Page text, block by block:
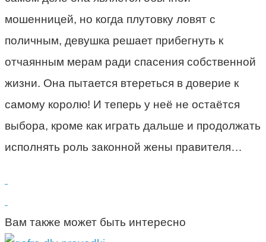
мошенницей, но когда плутовку ловят с
поличным, девушка решает прибегнуть к
отчаянным мерам ради спасения собственной
жизни. Она пытается втереться в доверие к
самому королю! И теперь у неё не остаётся
выбора, кроме как играть дальше и продолжать
исполнять роль законной жены правителя…
Вам также может быть интересно